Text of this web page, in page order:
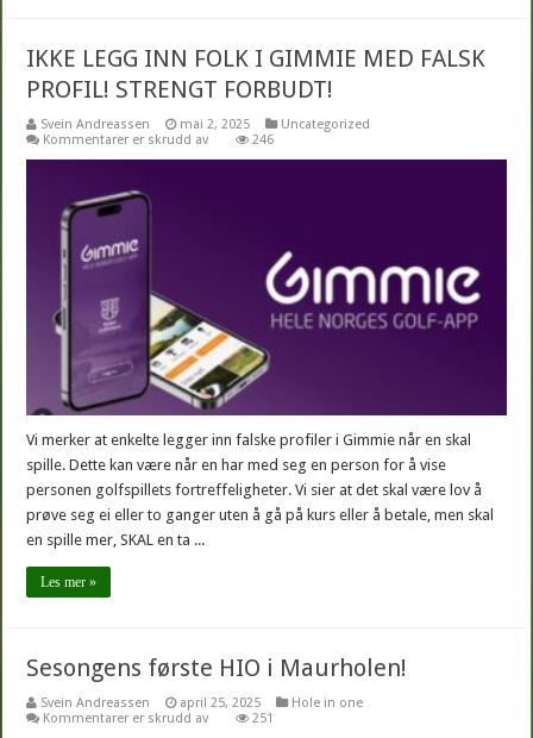
IKKE LEGG INN FOLK I GIMMIE MED FALSK
PROFIL! STRENGT FORBUDT!
Svein Andreassen mai 2, 2025
Uncategorized
Kommentarer er skrudd avfor
246
Vi merker at enkelte legger inn falske profiler i Gimmie når en skal
spille. Dette kan være når en har med seg en person for å vise
personen golfspillets fortreffeligheter. Vi sier at det skal være lov å
prøve seg ei eller to ganger uten å gå på kurs eller å betale, men skal
en spille mer, SKAL en ta ...
Les mer »
Sesongens første HIO i Maurholen!
Svein Andreassen april 25, 2025
Hole in one
Kommentarer er skrudd avfor
251